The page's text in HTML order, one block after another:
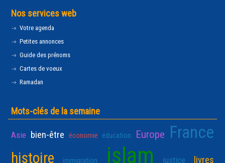
Nos services web
Votre agenda
Petites annonces
Guide des prénoms
Cartes de voeux
Ramadan
Mots-clés de la semaine
Asie bien-être économie éducation Europe France
histoire immigration islam justice livres